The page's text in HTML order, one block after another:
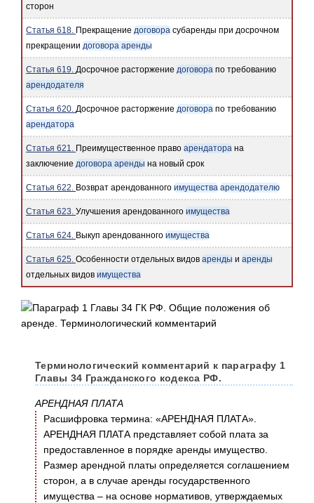
сторон
Статья 618. Прекращение договора субаренды при досрочном
прекращении договора аренды
Статья 619. Досрочное расторжение договора по требованию
арендодателя
Статья 620. Досрочное расторжение договора по требованию
арендатора
Статья 621. Преимущественное право арендатора на
заключение договора аренды на новый срок
Статья 622. Возврат арендованного имущества арендодателю
Статья 623. Улучшения арендованного имущества
Статья 624. Выкуп арендованного имущества
Статья 625. Особенности отдельных видов аренды и аренды
отдельных видов имущества
Терминологический комментарий к параграфу 1
Главы 34 Гражданского кодекса РФ.
АРЕНДНАЯ ПЛАТА
Расшифровка термина: «АРЕНДНАЯ ПЛАТА».
АРЕНДНАЯ ПЛАТА представляет собой плата за
предоставленное в порядке аренды имущество.
Размер арендной платы определяется соглашением
сторон, а в случае аренды государственного
имущества – на основе нормативов, утверждаемых